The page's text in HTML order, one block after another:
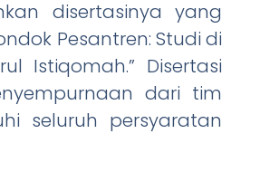
disertasinya yang
Pesantren: Studi di
Istiqomah.” Disertasi
dari tim
seluruh persyaratan